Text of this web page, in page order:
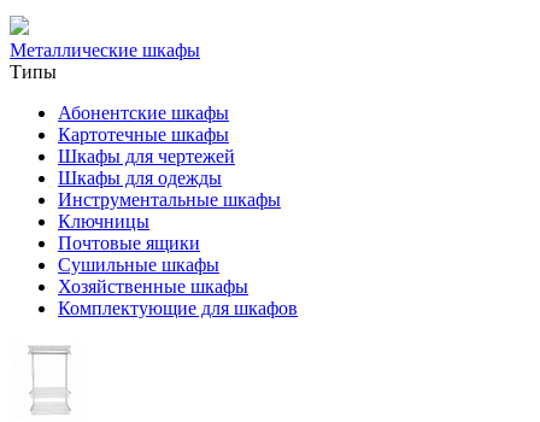
Металлические шкафы
Типы
Абонентские шкафы
Картотечные шкафы
Шкафы для чертежей
Шкафы для одежды
Инструментальные шкафы
Ключницы
Почтовые ящики
Сушильные шкафы
Хозяйственные шкафы
Комплектующие для шкафов